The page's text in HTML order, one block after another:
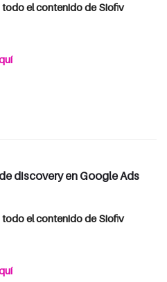
el contenido de Siofiv
discovery en Google Ads
el contenido de Siofiv